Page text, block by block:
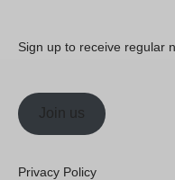
Sign up to receive regular
Join us
Privacy Policy